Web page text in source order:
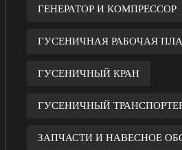
ГЕНЕРАТОР И КОМПРЕССОР
ГУСЕНИЧНАЯ РАБОЧАЯ
ГУСЕНИЧНЫЙ КРАН
ГУСЕНИЧНЫЙ
ЗАПЧАСТИ И НАВЕСНОЕ